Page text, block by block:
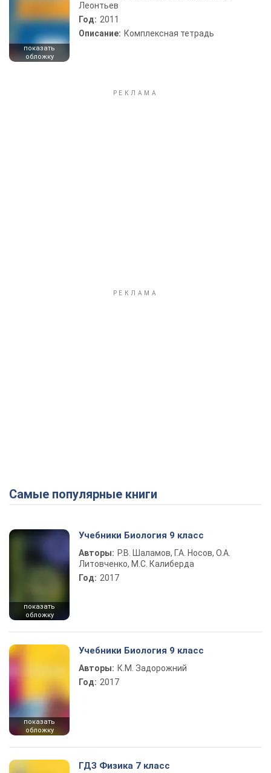
показать
обложку
Леонтьев
Год: 2011
Описание: Комплексная тетрадь
Самые популярные книги
показать
обложку
Учебники Биология 9 класс
Авторы: Р.В. Шаламов, Г.А. Носов, О.А.
Литовченко, М.С. Калиберда
Год: 2017
показать
обложку
Учебники Биология 9 класс
Авторы: К.М. Задорожний
Год: 2017
ГДЗ Физика 7 класс